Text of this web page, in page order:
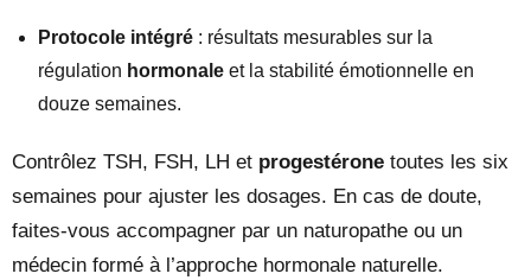
Protocole intégré : résultats mesurables sur la
régulation hormonale et la stabilité émotionnelle en
douze semaines.
Contrôlez TSH, FSH, LH et progestérone toutes les six
semaines pour ajuster les dosages. En cas de doute,
faites-vous accompagner par un naturopathe ou un
médecin formé à l’approche hormonale naturelle.